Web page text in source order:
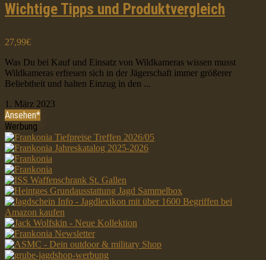
Wichtige Tipps und Produktvergleich
27,99€
Was Du bei Kauf und Einsatz von Wildkameras wissen musst
Wildkameras erfreuen sich in der Jägerschaft immer größerer
Beliebtheit und halten Einzug in den ...
1. März 2023
Ansehen*
Werbung